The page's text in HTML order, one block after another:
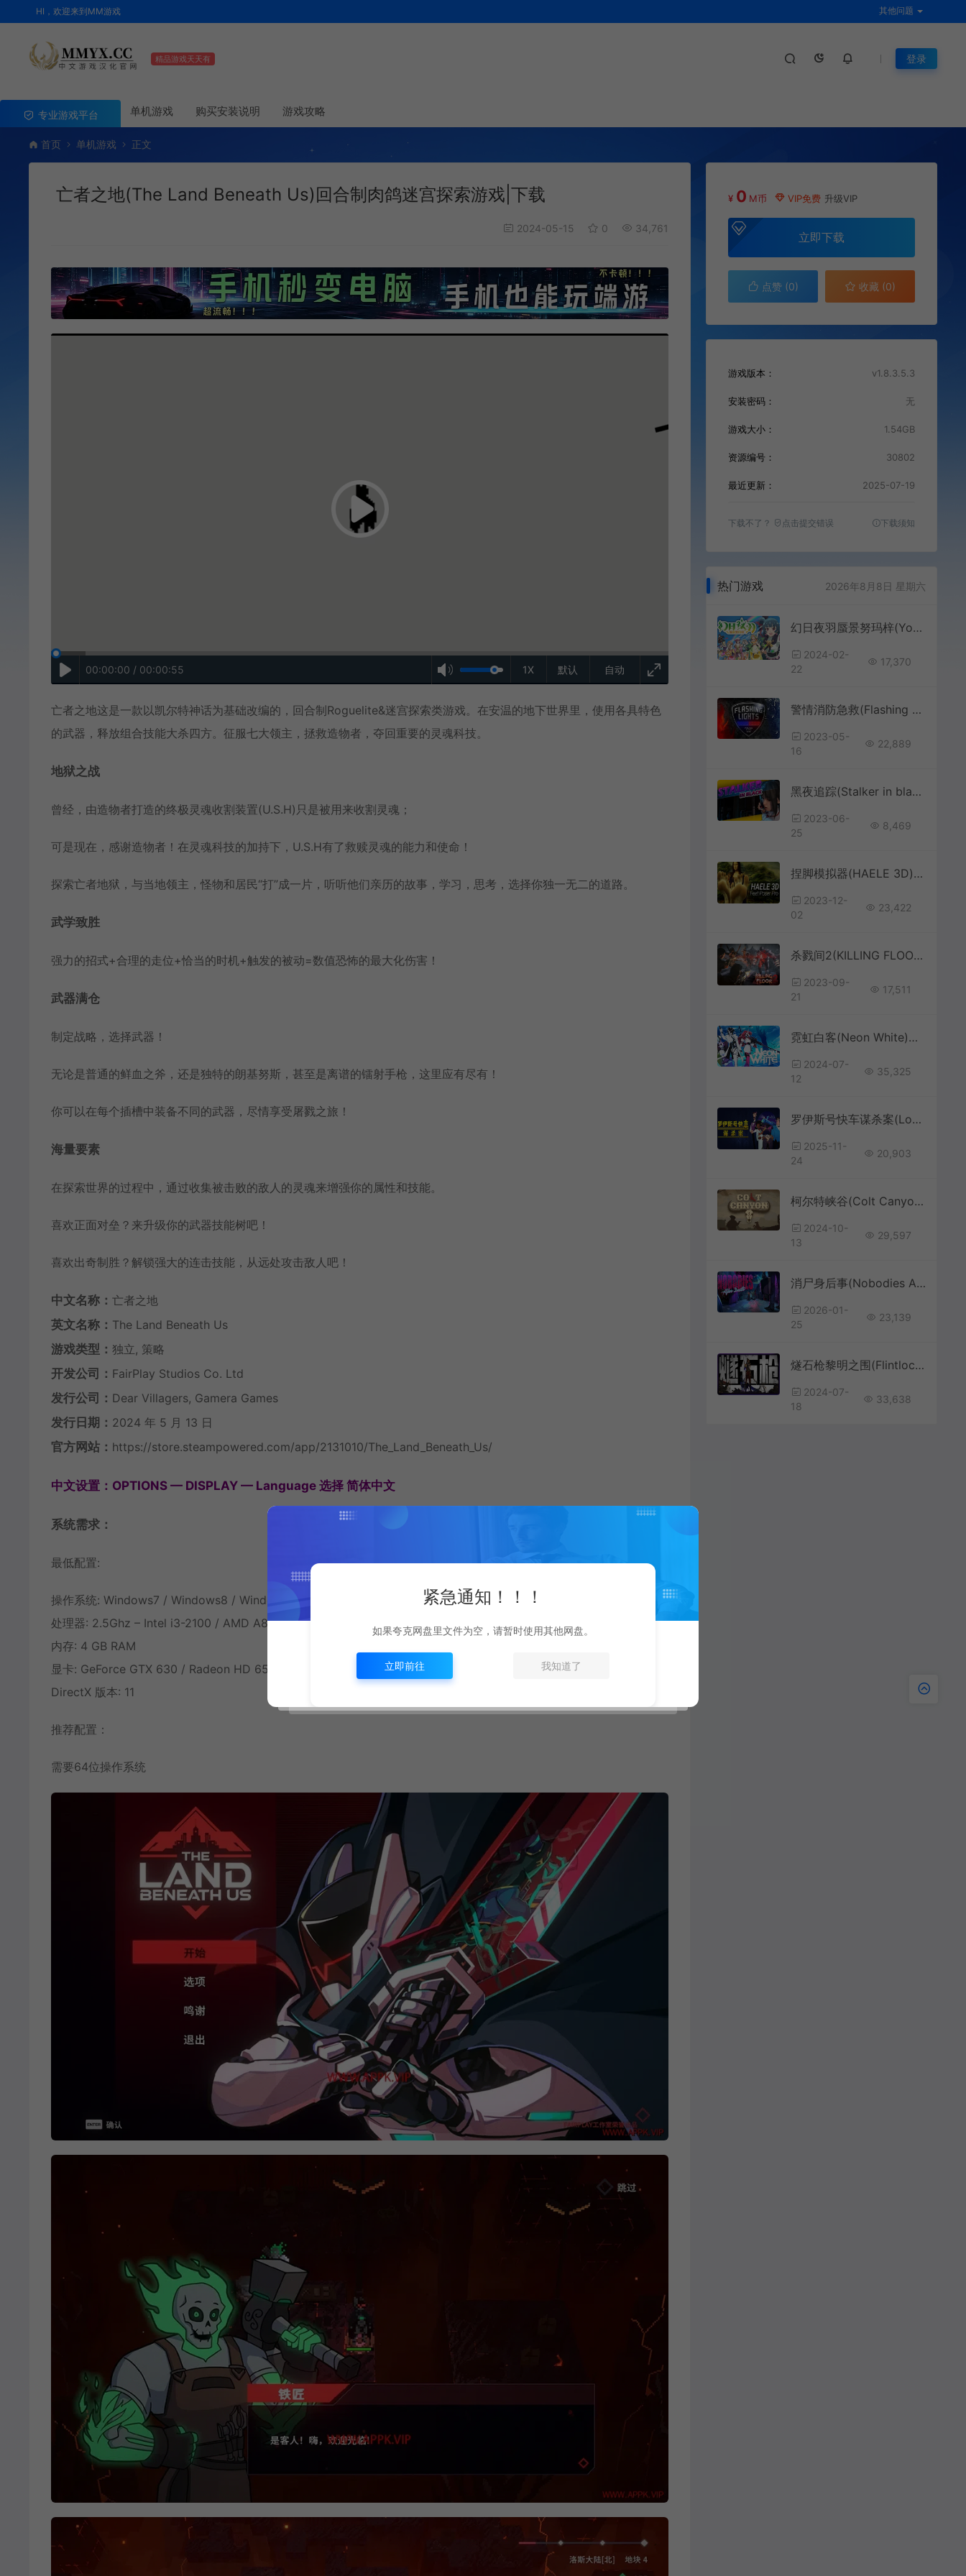
HI，欢迎来到MM游戏 其他问题
精品游戏天天有 登录
专业游戏平台 单机游戏 购买安装说明 游戏攻略
首页 单机游戏 正文
亡者之地(The Land Beneath Us)回合制肉鸽迷宫探索游戏|下载
2024-05-15 0 34,761
自动
1X 默认
00:00:00 / 00:00:55
亡者之地这是一款以凯尔特神话为基础改编的，回合制Roguelite&迷宫探索类游戏。在安温的地下世界里，使用各具特色
的武器，释放组合技能大杀四方。征服七大领主，拯救造物者，夺回重要的灵魂科技。
地狱之战
曾经，由造物者打造的终极灵魂收割装置(U.S.H)只是被用来收割灵魂；
可是现在，感谢造物者！在灵魂科技的加持下，U.S.H有了救赎灵魂的能力和使命！
探索亡者地狱，与当地领主，怪物和居民“打”成一片，听听他们亲历的故事，学习，思考，选择你独一无二的道路。
武学致胜
强力的招式+合理的走位+恰当的时机+触发的被动=数值恐怖的最大化伤害！
武器满仓
制定战略，选择武器！
无论是普通的鲜血之斧，还是独特的朗基努斯，甚至是离谱的镭射手枪，这里应有尽有！
你可以在每个插槽中装备不同的武器，尽情享受屠戮之旅！
海量要素
在探索世界的过程中，通过收集被击败的敌人的灵魂来增强你的属性和技能。
喜欢正面对垒？来升级你的武器技能树吧！
喜欢出奇制胜？解锁强大的连击技能，从远处攻击敌人吧！
中文名称： 亡者之地
英文名称： The Land Beneath Us
游戏类型： 独立, 策略
开发公司： FairPlay Studios Co. Ltd
发行公司： Dear Villagers, Gamera Games
发行日期： 2024 年 5 月 13 日
官方网站： https://store.steampowered.com/app/2131010/The_Land_Beneath_Us/
中文设置：OPTIONS — DISPLAY — Language 选择 简体中文
系统需求：
最低配置:
操作系统: Windows7 / Windows8 / Windows10 – 64bit
处理器: 2.5Ghz – Intel i3-2100 / AMD A8-5600k
内存: 4 GB RAM
显卡: GeForce GTX 630 / Radeon HD 6570
DirectX 版本: 11
推荐配置：
需要64位操作系统
¥ 0 M币 VIP免费 升级VIP
立即下载
点赞 (0) 收藏 (0)
游戏版本： v1.8.3.5.3
安装密码： 无
游戏大小： 1.54GB
资源编号： 30802
最近更新： 2025-07-19
下载不了？ 点击提交错误 下载须知
热门游戏 2026年8月8日 星期六
幻日夜羽蜃景努玛梓(Yohane the Parhelion – NUMAZU in the MIRAGE -)简中|PC|RPG|卡牌构建类Roguelike游戏
2024-02-
22
17,370
警情消防急救(Flashing Lights)警察消防急救模拟游戏|下载
2023-05-
16
22,889
黑夜追踪(Stalker in black)卡通动作冒险游戏|下载
2023-06-
25
8,469
捏脚模拟器(HAELE 3D)简中|PC|ETC|3D脚部造型游戏
2023-12-
02
23,422
杀戮间2(KILLING FLOOR 2)简中|PC|修改器|第一人称射击生存游戏
2023-09-
21
17,511
霓虹白客(Neon White)第一人称动作平台游戏|下载
2024-07-
12
35,325
罗伊斯号快车谋杀案(Loco Motive)悬疑指向点击谜题侦探游戏|下载
2025-11-
24
20,903
柯尔特峡谷(Colt Canyon)像素风动作肉鸽射击游戏|下载
2024-10-
13
29,597
消尸身后事(Nobodies After Death)点击式解谜冒险游戏|下载
2026-01-
25
23,139
燧石枪黎明之围(Flintlock: The Siege of Dawn)简中|PC|RPG|修改器|动作角色扮演游戏
2024-07-
18
33,638
紧急通知！！！
如果夸克网盘里文件为空，请暂时使用其他网盘。
立即前往 我知道了